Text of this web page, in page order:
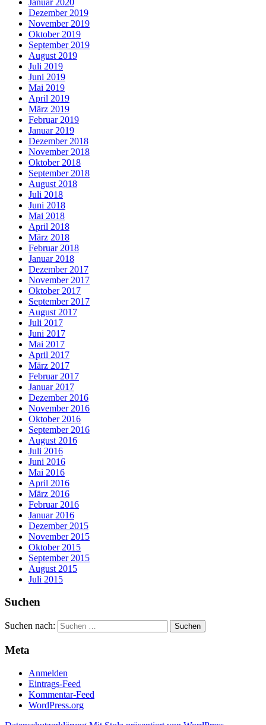
Dezember 2019
November 2019
Oktober 2019
September 2019
August 2019
Juli 2019
Juni 2019
Mai 2019
April 2019
März 2019
Februar 2019
Januar 2019
Dezember 2018
November 2018
Oktober 2018
September 2018
August 2018
Juli 2018
Juni 2018
Mai 2018
April 2018
März 2018
Februar 2018
Januar 2018
Dezember 2017
November 2017
Oktober 2017
September 2017
August 2017
Juli 2017
Juni 2017
Mai 2017
April 2017
März 2017
Februar 2017
Januar 2017
Dezember 2016
November 2016
Oktober 2016
September 2016
August 2016
Juli 2016
Juni 2016
Mai 2016
April 2016
März 2016
Februar 2016
Januar 2016
Dezember 2015
November 2015
Oktober 2015
September 2015
August 2015
Juli 2015
Suchen
Suchen nach:
Meta
Anmelden
Eintrags-Feed
Kommentar-Feed
WordPress.org